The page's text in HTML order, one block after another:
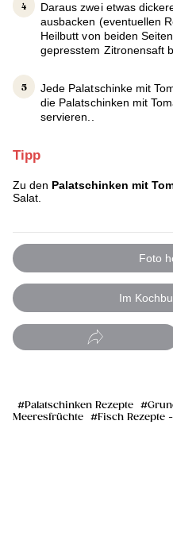
Daraus zwei etwas
ausbacken (eventuellen
Heilbutt von beiden
gepresstem Zitronensaft
Jede Palatschinke mit
die Palatschinken mit
servieren..
Tipp
Zu den Palatschinken mit
Salat.
Foto
Im
Palatschinken Rezepte
Meeresfrüchte
Fisch Rezepte